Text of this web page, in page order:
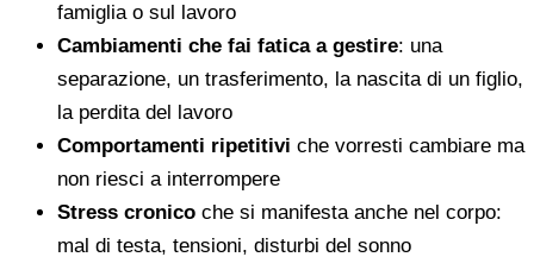
famiglia o sul lavoro
Cambiamenti che fai fatica a gestire: una
separazione, un trasferimento, la nascita di un figlio,
la perdita del lavoro
Comportamenti ripetitivi che vorresti cambiare ma
non riesci a interrompere
Stress cronico che si manifesta anche nel corpo:
mal di testa, tensioni, disturbi del sonno